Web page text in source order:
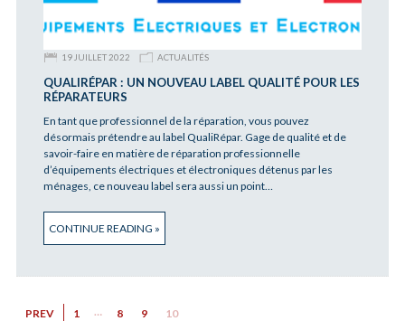
19 JUILLET 2022 ACTUALITÉS
QUALIRÉPAR : UN NOUVEAU LABEL QUALITÉ POUR LES
RÉPARATEURS
En tant que professionnel de la réparation, vous pouvez
désormais prétendre au label QualiRépar. Gage de qualité et de
savoir-faire en matière de réparation professionnelle
d’équipements électriques et électroniques détenus par les
ménages, ce nouveau label sera aussi un point…
CONTINUE READING »
PREV 1 … 8 9 10